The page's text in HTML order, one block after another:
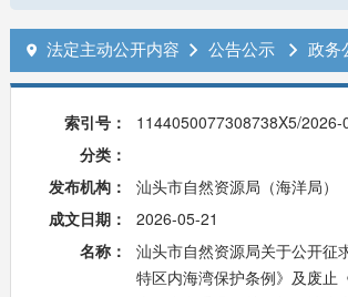
 法定主动公开内容  公告公示  政务
索引号：
1144050077308738X5/2026-
分类：
发布机构：
汕头市自然资源局（海洋局）
成文日期：
2026-05-21
名称：
汕头市自然资源局关于公开征
特区内海湾保护条例》及废止